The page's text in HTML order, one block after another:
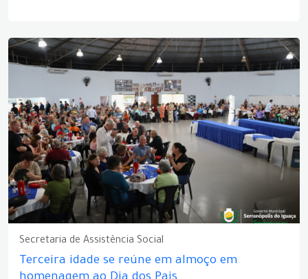
Secretaria de Assistência Social
Terceira idade se reúne em almoço em